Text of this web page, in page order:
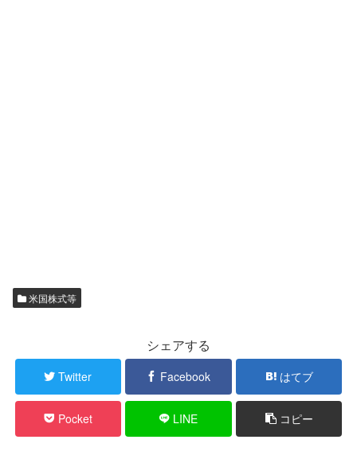
米国株式等
シェアする
Twitter Facebook はてブ
Pocket LINE コピー